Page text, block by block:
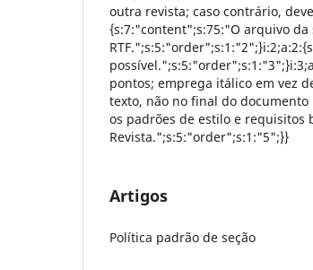
outra revista; caso contrário,
{s:7:"content";s:75:"O arquivo
pontos; emprega itálico em vez
texto, não no final do
os padrões de estilo e requisitos
Revista.";s:5:"order";s:1:"5";}}
Artigos
Política padrão de seção